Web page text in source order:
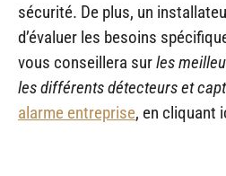
sécurité. De plus, un
d’évaluer les besoins
vous conseillera surles
les différents détecteurs et
alarme entreprise, en cliquant